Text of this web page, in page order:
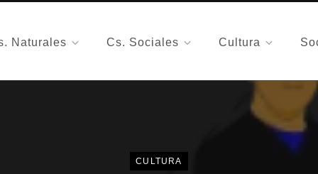
Naturales Cs. Sociales Cultura
CULTURA